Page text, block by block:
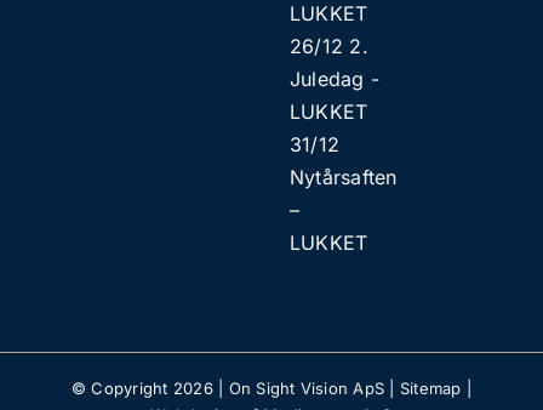
LUKKET
26/12 2.
Juledag ​​-
LUKKET
31/12
Nytårsaften
–
LUKKET
© Copyright 2026 | On Sight Vision ApS Sitemap